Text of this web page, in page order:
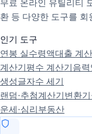
무료 온라인 유틸리티
환 등 다양한 도구를
인기 도구
연봉 실수령액대출 계산
계산기 평수 계산기 음
생성글자수 세기
랜덤·추첨계산기 변환기
운세·심리 부동산